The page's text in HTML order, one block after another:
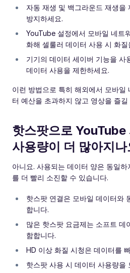
자동 재생 및 백그라운드 재생을
방지하세요.
YouTube 설정에서 모바일 네트
화해 셀룰러 데이터 사용 시 화질
기기의 데이터 세이버 기능을 사
데이터 사용을 제한하세요.
이런 방법으로 특히 해외에서 모바일
터 예산을 초과하지 않고 영상을 즐길
핫스팟으로 YouTube
사용량이 더 많아지나
아니요. 사용되는 데이터 양은 동일
를 더 빨리 소진할 수 있습니다.
핫스팟 연결은 모바일 데이터와
합니다.
많은 핫스팟 요금제는 소프트 데
함합니다.
HD 이상 화질 시청은 데이터를
핫스팟 사용 시 데이터 사용량을